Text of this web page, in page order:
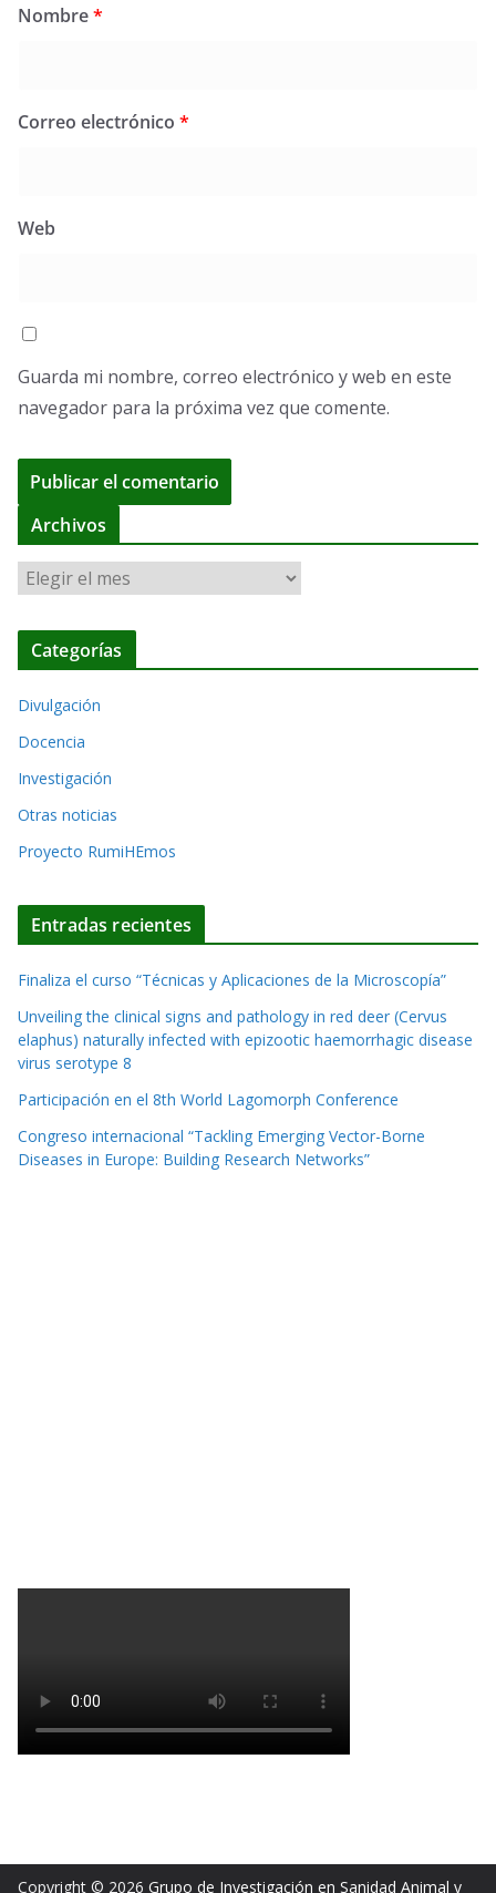
Nombre*
Correo electrónico *
Web
Guarda mi nombre, correo electrónico y web en este
navegador para la próxima vez que comente.
l
n
a
t
i
:
Archivos
r
c
v
o
s
Categorías
Divulgación
Docencia
Investigación
Otras noticias
Proyecto RumiHEmos
Entradas recientes
Finaliza el curso “Técnicas y Aplicaciones de la Microscopía”
Unveiling the clinical signs and pathology in red deer (Cervus
elaphus) naturally infected with epizootic haemorrhagic disease
virus serotype 8
Participación en el 8th World Lagomorph Conference
Congreso internacional “Tackling Emerging Vector-Borne
Diseases in Europe: Building Research Networks”
Copyright © 2026 Grupo de Investigación en Sanidad Animal y